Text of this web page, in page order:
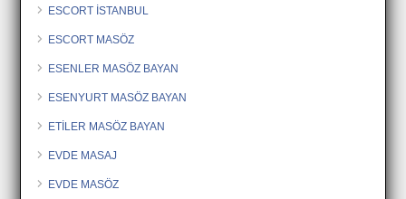
ESCORT İSTANBUL
ESCORT MASÖZ
ESENLER MASÖZ BAYAN
ESENYURT MASÖZ BAYAN
ETİLER MASÖZ BAYAN
EVDE MASAJ
EVDE MASÖZ